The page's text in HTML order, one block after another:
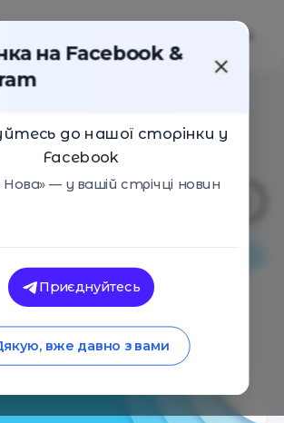
на Facebook &
до нашої сторінки у
Facebook
— у вашій стрічці новин
Приєднуйтесь
вже давно з вами